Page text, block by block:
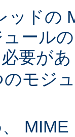
ッドの
ール
要が
モジ